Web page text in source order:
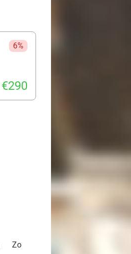
6%
€290
Zo